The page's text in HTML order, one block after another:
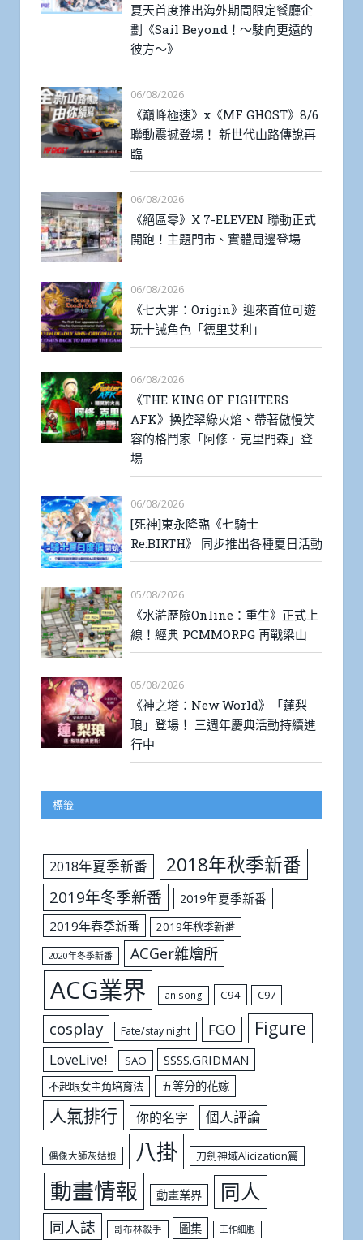
夏天首度推出海外期間限定餐廳企
劃《Sail Beyond！～駛向更遠的
彼方～》
06/08/2026
《巔峰極速》x《MF GHOST》8/6
聯動震撼登場！ 新世代山路傳說再
臨
06/08/2026
《絕區零》X 7-ELEVEN 聯動正式
開跑！主題門市、實體周邊登場
06/08/2026
《七大罪：Origin》迎來首位可遊
玩十誡角色「德里艾利」
06/08/2026
《THE KING OF FIGHTERS
AFK》操控翠綠火焰、帶著傲慢笑
容的格鬥家「阿修．克里門森」登
場
06/08/2026
[死神]東永降臨《七騎士
Re:BIRTH》 同步推出各種夏日活動
05/08/2026
《水滸歷險Online：重生》正式上
線！經典 PCMMORPG 再戰梁山
05/08/2026
《神之塔：New World》「蓮梨
琅」登場！ 三週年慶典活動持續進
行中
標籤
2018年夏季新番 2018年秋季新番
2019年冬季新番
2019年夏季新番
2019年春季新番
2019年秋季新番
2020年冬季新番 ACGer雜燴所
ACG業界 anisong C94 C97
cosplay Fate/stay night FGO Figure
LoveLive! SAO SSSS.GRIDMAN
不起眼女主角培育法 五等分的花嫁
人氣排行 你的名字 個人評論
偶像大師灰姑娘 八掛 刀劍神域Alicization篇
動畫情報 動畫業界 同人
同人誌 哥布林殺手 圖集 工作細胞